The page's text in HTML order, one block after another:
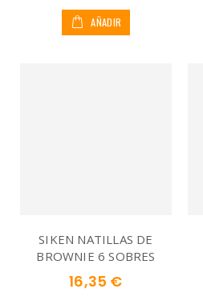
AÑADIR
SIKEN NATILLAS DE
BROWNIE 6 SOBRES
16,35 €